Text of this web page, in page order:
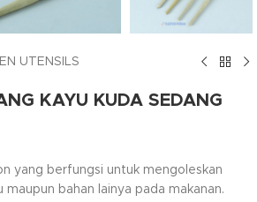
UTENSILS
KAYU KUDA SEDANG
yang berfungsi untuk mengoleskan
bahan lainya pada makanan.